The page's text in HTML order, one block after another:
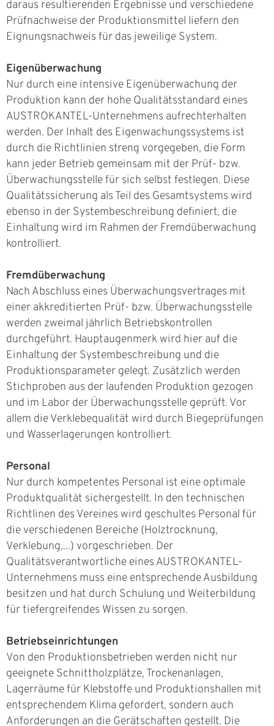
daraus resultierenden Ergebnisse und verschiedene
Prüfnachweise der Produktionsmittel liefern den
Eignungsnachweis für das jeweilige System.
Eigenüberwachung
Nur durch eine intensive Eigenüberwachung der
Produktion kann der hohe Qualitätsstandard eines
AUSTROKANTEL-Unternehmens aufrechterhalten
werden. Der Inhalt des Eigenwachungssystems ist
durch die Richtlinien streng vorgegeben, die Form
kann jeder Betrieb gemeinsam mit der Prüf- bzw.
Überwachungsstelle für sich selbst festlegen. Diese
Qualitätssicherung als Teil des Gesamtsystems wird
ebenso in der Systembeschreibung definiert, die
Einhaltung wird im Rahmen der Fremdüberwachung
kontrolliert.
Fremdüberwachung
Nach Abschluss eines Überwachungsvertrages mit
einer akkreditierten Prüf- bzw. Überwachungsstelle
werden zweimal jährlich Betriebskontrollen
durchgeführt. Hauptaugenmerk wird hier auf die
Einhaltung der Systembeschreibung und die
Produktionsparameter gelegt. Zusätzlich werden
Stichproben aus der laufenden Produktion gezogen
und im Labor der Überwachungsstelle geprüft. Vor
allem die Verklebequalität wird durch Biegeprüfungen
und Wasserlagerungen kontrolliert.
Personal
Nur durch kompetentes Personal ist eine optimale
Produktqualität sichergestellt. In den technischen
Richtlinen des Vereines wird geschultes Personal für
die verschiedenen Bereiche (Holztrocknung,
Verklebung,...) vorgeschrieben. Der
Qualitätsverantwortliche eines AUSTROKANTEL-
Unternehmens muss eine entsprechende Ausbildung
besitzen und hat durch Schulung und Weiterbildung
für tiefergreifendes Wissen zu sorgen.
Betriebseinrichtungen
Von den Produktionsbetrieben werden nicht nur
geeignete Schnittholzplätze, Trockenanlagen,
Lagerräume für Klebstoffe und Produktionshallen mit
entsprechendem Klima gefordert, sondern auch
Anforderungen an die Gerätschaften gestellt. Die